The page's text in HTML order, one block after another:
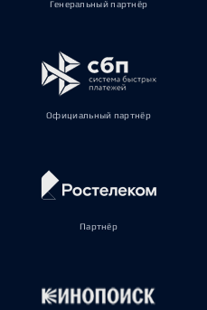
Генеральный партнёр
Официальный партнёр
Партнёр